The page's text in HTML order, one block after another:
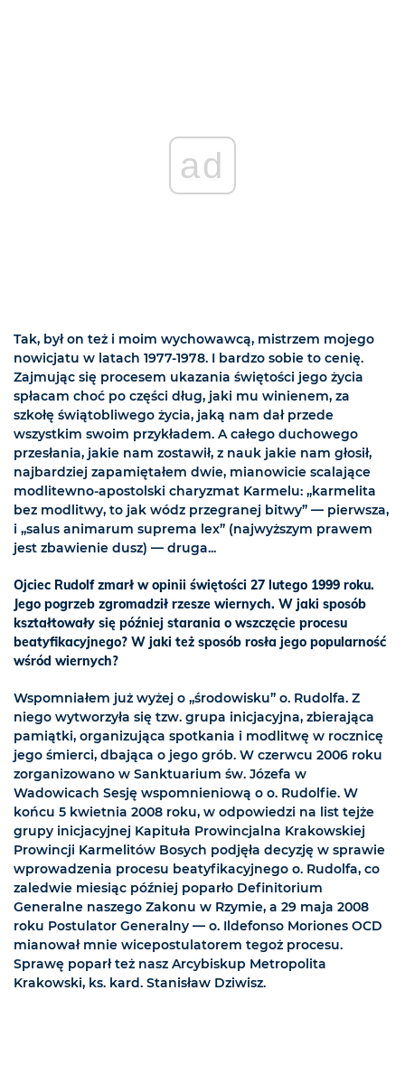
ad
Tak, był on też i moim wychowawcą, mistrzem mojego
nowicjatu w latach 1977-1978. I bardzo sobie to cenię.
Zajmując się procesem ukazania świętości jego życia
spłacam choć po części dług, jaki mu winienem, za
szkołę świątobliwego życia, jaką nam dał przede
wszystkim swoim przykładem. A całego duchowego
przesłania, jakie nam zostawił, z nauk jakie nam głosił,
najbardziej zapamiętałem dwie, mianowicie scalające
modlitewno-apostolski charyzmat Karmelu: „karmelita
bez modlitwy, to jak wódz przegranej bitwy” — pierwsza,
i „salus animarum suprema lex” (najwyższym prawem
jest zbawienie dusz) — druga...
Ojciec Rudolf zmarł w opinii świętości 27 lutego 1999 roku.
Jego pogrzeb zgromadził rzesze wiernych. W jaki sposób
kształtowały się później starania o wszczęcie procesu
beatyfikacyjnego? W jaki też sposób rosła jego popularność
wśród wiernych?
Wspomniałem już wyżej o „środowisku” o. Rudolfa. Z
niego wytworzyła się tzw. grupa inicjacyjna, zbierająca
pamiątki, organizująca spotkania i modlitwę w rocznicę
jego śmierci, dbająca o jego grób. W czerwcu 2006 roku
zorganizowano w Sanktuarium św. Józefa w
Wadowicach Sesję wspomnieniową o o. Rudolfie. W
końcu 5 kwietnia 2008 roku, w odpowiedzi na list tejże
grupy inicjacyjnej Kapituła Prowincjalna Krakowskiej
Prowincji Karmelitów Bosych podjęła decyzję w sprawie
wprowadzenia procesu beatyfikacyjnego o. Rudolfa, co
zaledwie miesiąc później poparło Definitorium
Generalne naszego Zakonu w Rzymie, a 29 maja 2008
roku Postulator Generalny — o. Ildefonso Moriones OCD
mianował mnie wicepostulatorem tegoż procesu.
Sprawę poparł też nasz Arcybiskup Metropolita
Krakowski, ks. kard. Stanisław Dziwisz.